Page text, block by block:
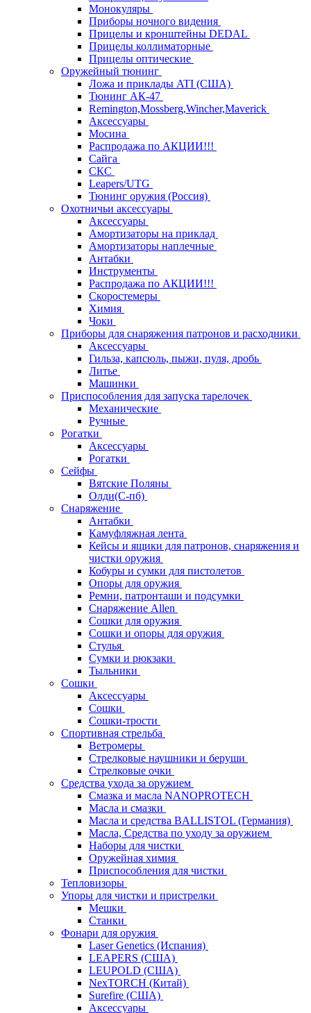
Монокуляры
Приборы ночного видения
Прицелы и кронштейны DEDAL
Прицелы коллиматорные
Прицелы оптические
Оружейный тюнинг
Ложа и приклады ATI (США)
Тюнинг АК-47
Remington,Mossberg,Wincher,Maverick
Аксессуары
Мосина
Распродажа по АКЦИИ!!!
Сайга
СКС
Leapers/UTG
Тюнинг оружия (Россия)
Охотничьи аксессуары
Аксессуары
Амортизаторы на приклад
Амортизаторы наплечные
Антабки
Инструменты
Распродажа по АКЦИИ!!!
Скоростемеры
Химия
Чоки
Приборы для снаряжения патронов и расходники
Аксессуары
Гильза, капсюль, пыжи, пуля, дробь
Литье
Машинки
Приспособления для запуска тарелочек
Механические
Ручные
Рогатки
Аксессуары
Рогатки
Сейфы
Вятские Поляны
Олди(С-пб)
Снаряжение
Антабки
Камуфляжная лента
Кейсы и ящики для патронов, снаряжения и
чистки оружия
Кобуры и сумки для пистолетов
Опоры для оружия
Ремни, патронташи и подсумки
Снаряжение Allen
Сошки для оружия
Сошки и опоры для оружия
Стулья
Сумки и рюкзаки
Тыльники
Сошки
Аксессуары
Сошки
Сошки-трости
Спортивная стрельба
Ветромеры
Стрелковые наушники и беруши
Стрелковые очки
Средства ухода за оружием
Смазка и масла NANOPROTECH
Масла и смазки
Масла и средства BALLISTOL (Германия)
Масла, Средства по уходу за оружием
Наборы для чистки
Оружейная химия
Приспособления для чистки
Тепловизоры
Упоры для чистки и пристрелки
Мешки
Станки
Фонари для оружия
Laser Genetics (Испания)
LEAPERS (США)
LEUPOLD (США)
NexTORCH (Китай)
Surefire (США)
Аксессуары